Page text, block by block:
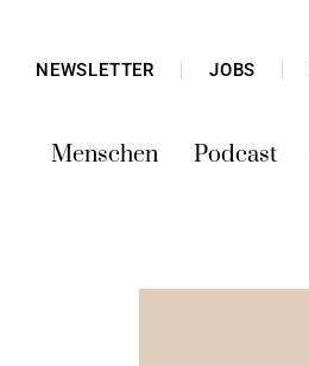
NEWSLETTER JOBS
Menschen Podcast